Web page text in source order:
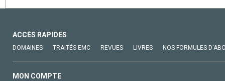
ACCÈS RAPIDES
DOMAINES TRAITÉS EMC REVUES LIVRES NOS FORMULES
MON COMPTE